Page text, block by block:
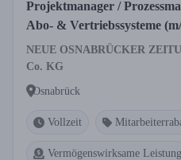
Projektmanager /
Abo- & Vertriebssysteme
NEUE OSNABRÜCKER
Co. KG
Osnabrück
Vollzeit
Vermögenswirksame Leistung